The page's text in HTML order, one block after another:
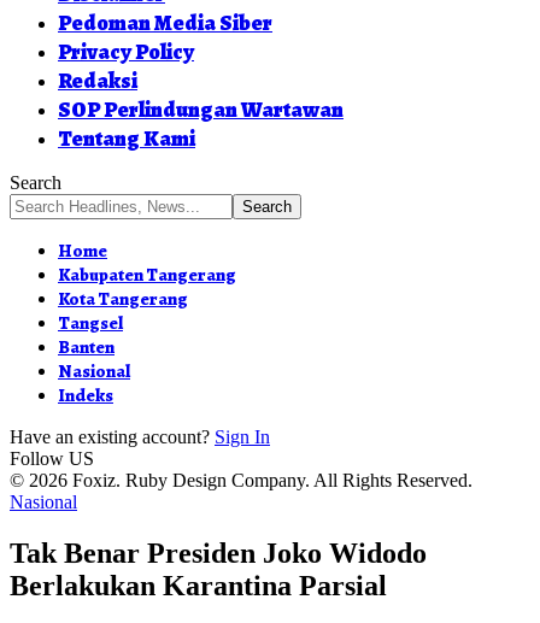
Pedoman Media Siber
Privacy Policy
Redaksi
SOP Perlindungan Wartawan
Tentang Kami
Search
Home
Kabupaten Tangerang
Kota Tangerang
Tangsel
Banten
Nasional
Indeks
Have an existing account? Sign In
Follow US
© 2026 Foxiz. Ruby Design Company. All Rights Reserved.
Nasional
Tak Benar Presiden Joko Widodo
Berlakukan Karantina Parsial